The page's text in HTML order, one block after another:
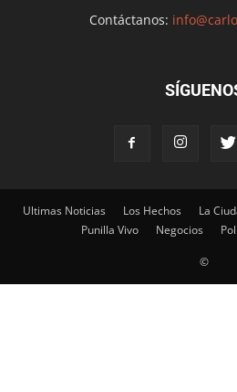
Contáctanos:
Ultimas Noticias Los Hechos La
Punilla Vivo
Negocios
©